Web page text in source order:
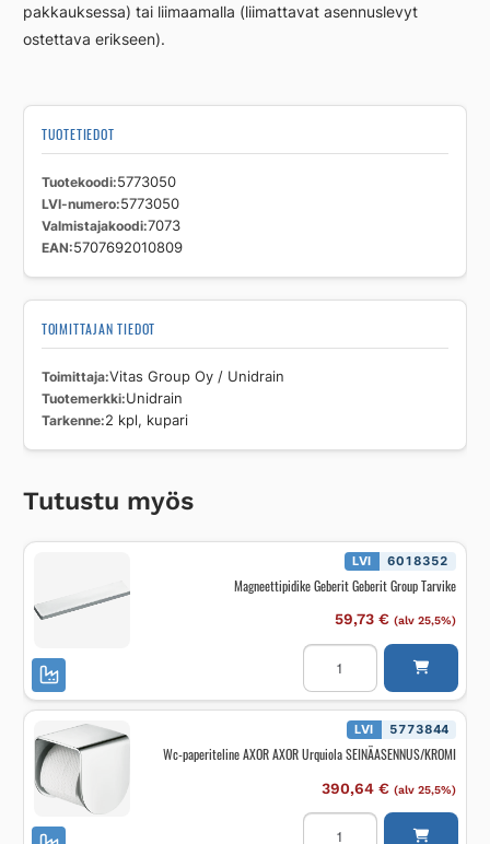
pakkauksessa) tai liimaamalla (liimattavat asennuslevyt
ostettava erikseen).
TUOTETIEDOT
Tuotekoodi 5773050
LVI-numero 5773050
Valmistajakoodi 7073
EAN 5707692010809
TOIMITTAJAN TIEDOT
Toimittaja Vitas Group Oy / Unidrain
Tuotemerkki Unidrain
Tarkenne 2 kpl, kupari
Tutustu myös
LVI 6018352
Magneettipidike Geberit Geberit Group Tarvike
59,73 € (alv 25,5%)
Magneettipidike
Geberit
Group
Tarvike
LVI 5773844
Wc-paperiteline AXOR AXOR Urquiola SEINÄASENNUS/KROMI
390,64 € (alv 25,5%)
Wc-
paperiteline